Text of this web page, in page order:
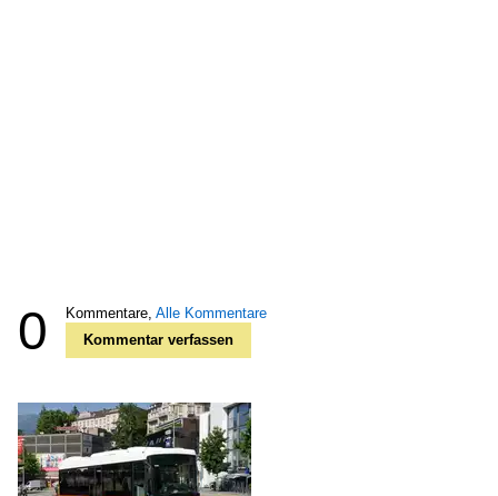
0 Kommentare, Alle Kommentare
Kommentar verfassen